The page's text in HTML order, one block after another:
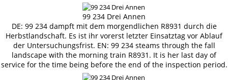
99 234 Drei Annen
DE: 99 234 dampft mit dem morgendlichen R8931 durch die
Herbstlandschaft. Es ist ihr vorerst letzter Einsatztag vor Ablauf
der Untersuchungsfrist. EN: 99 234 steams through the fall
landscape with the morning train R8931. It is her last day of
service for the time being before the end of the inspection period.